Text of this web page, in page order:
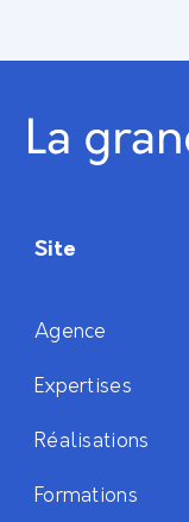
Site
Agence
Expertises
Réalisations
Formations